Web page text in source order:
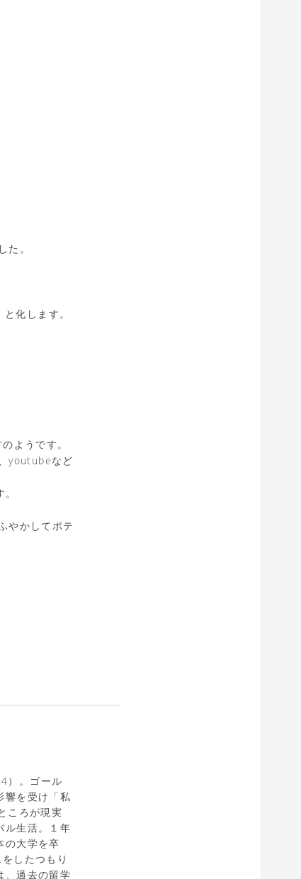
。
化します。
ようです。
youtubeなど
やかしてポテ
）。ゴール
響を受け「私
ころが現実
ル生活。１年
の大学を卒
したつもり
、過去の留学